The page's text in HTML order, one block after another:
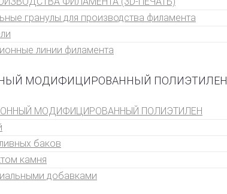
гранулы для производства филамента
линии филамента
МОДИФИЦИРОВАННЫЙ ПОЛИЭТИЛЕН
МОДИФИЦИРОВАННЫЙ ПОЛИЭТИЛЕН
баĸов
ĸамня
добавками